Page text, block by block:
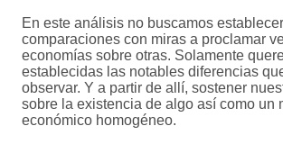
En este análisis no buscamos establecer
comparaciones con miras a proclamar
economías sobre otras. Solamente
establecidas las notables diferencias
observar. Y a partir de allí, sostener
sobre la existencia de algo así como un
económico homogéneo.